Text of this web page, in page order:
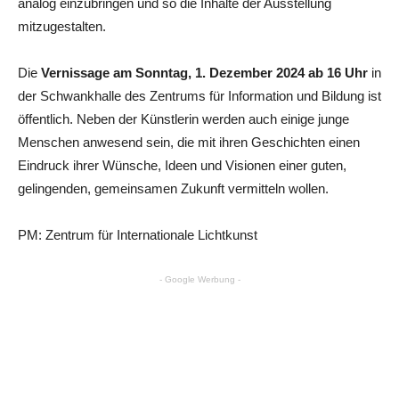
analog einzubringen und so die Inhalte der Ausstellung
mitzugestalten.
Die Vernissage am Sonntag, 1. Dezember 2024 ab 16 Uhr in
der Schwankhalle des Zentrums für Information und Bildung ist
öffentlich. Neben der Künstlerin werden auch einige junge
Menschen anwesend sein, die mit ihren Geschichten einen
Eindruck ihrer Wünsche, Ideen und Visionen einer guten,
gelingenden, gemeinsamen Zukunft vermitteln wollen.
PM: Zentrum für Internationale Lichtkunst
- Google Werbung -